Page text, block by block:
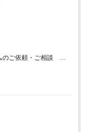
角型 テープフレームのご依頼・ご相談 承っております